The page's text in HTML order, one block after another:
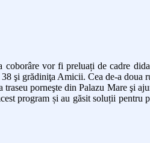
coborâre vor fi preluați de cadre
şi grădiniţa Amicii. Cea de-a doua
porneşte din Palazu Mare şi
program și au găsit soluții pentru